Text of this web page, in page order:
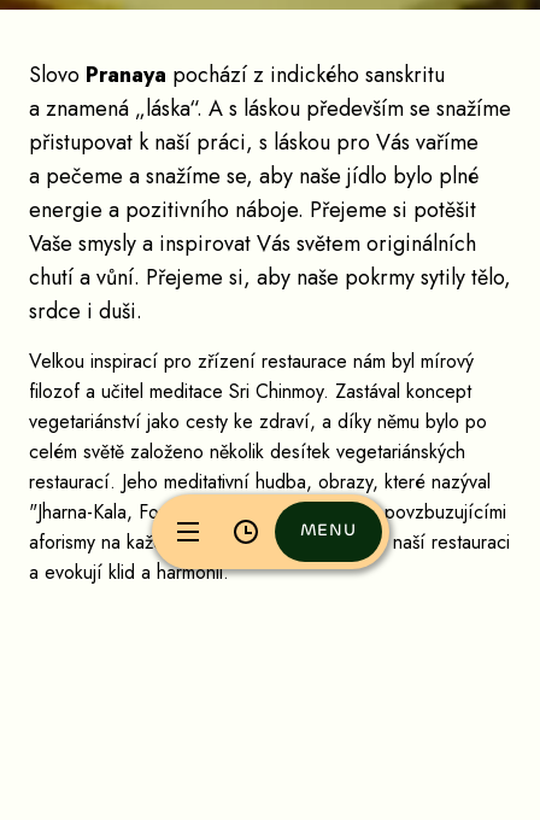
MENU
MENU
Slovo Pranaya pochází z indického sanskritu
a znamená „láska“. A s láskou především se snažíme
přistupovat k naší práci, s láskou pro Vás vaříme
a pečeme a snažíme se, aby naše jídlo bylo plné
energie a pozitivního náboje. Přejeme si potěšit
Vaše smysly a inspirovat Vás světem originálních
chutí a vůní. Přejeme si, aby naše pokrmy sytily tělo,
srdce i duši.
Velkou inspirací pro zřízení restaurace nám byl mírový
filozof a učitel meditace Sri Chinmoy. Zastával koncept
vegetariánství jako cesty ke zdraví, a díky němu bylo po
celém světě založeno několik desítek vegetariánských
restaurací. Jeho meditativní hudba, obrazy, které nazýval
"Jharna-Kala, Fontánové umění", i kartičky s povzbuzujícími
aforismy na každý den dotvářejí atmosféru v naší restauraci
a evokují klid a harmonii.